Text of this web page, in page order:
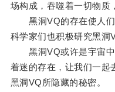
场构成，吞噬着一切物质
黑洞VQ的存在使人们
科学家们也积极研究黑洞
黑洞VQ或许是宇宙中
着迷的存在，让我们一起
黑洞VQ所隐藏的秘密。